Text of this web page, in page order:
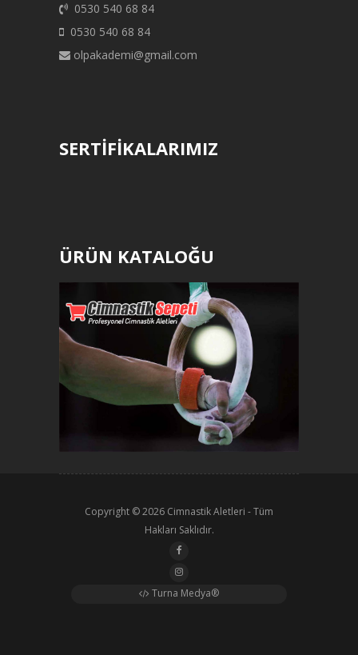
0530 540 68 84
0530 540 68 84
olpakademi@gmail.com
SERTİFİKALARIMIZ
ÜRÜN KATALOĞU
Copyright © 2026 Cimnastik Aletleri - Tüm
Hakları Saklıdır.
Turna Medya®